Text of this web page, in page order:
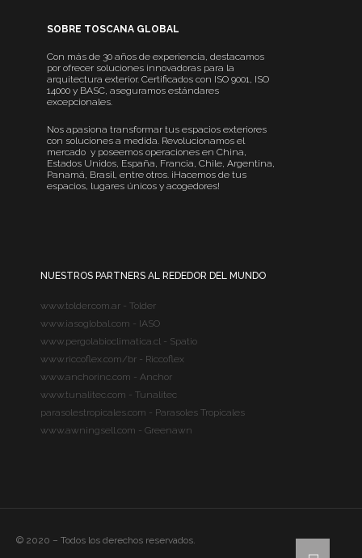
SOBRE TOSCANA GLOBAL
Con más de 30 años de experiencia, destacamos
por ofrecer soluciones innovadoras para la
arquitectura exterior. Certificados con ISO 9001, ISO
14000 y BASC, aseguramos estándares
excepcionales.
Nos apasiona transformar tus espacios exteriores
con soluciones a medida. Revolucionamos el
mercado y poseemos operaciones en China,
Estados Unidos, España, Francia, Chile, Argentina,
Panamá, Brasil, entre otros. ¡Hacemos de tus
espacios, lugares únicos y acogedores!
NUESTROS PARTNERS AL REDEDOR DEL MUNDO
www.tolder.com.ar - Tolder
www.iasoglobal.com - IASO
www.pergolabioclimatica.cl - Spatio
www.riccoflex.com/br - Riccoflex
www.anchorinc.com - Anchor
www.tunalitec.com - Tunalitec
parasolestropicales.com - Parasoles Tropicales
www.awningsell.com - Greenawn
© 2020 – Todos los derechos reservados.